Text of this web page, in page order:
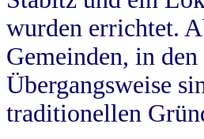
wurden errichtet.
Gemeinden, in
Übergangsweise
traditionellen